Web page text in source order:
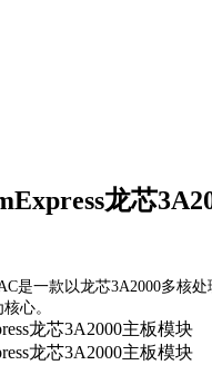
龙芯
是一款以龙芯3A2000多核处
心。